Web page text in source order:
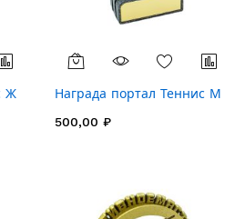
Ж
Награда портал Теннис М
500,00 ₽